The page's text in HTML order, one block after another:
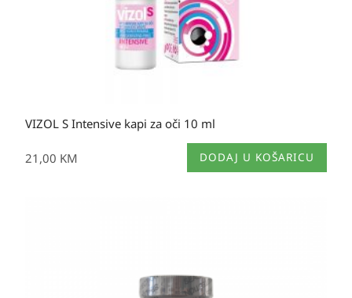
VIZOL S Intensive kapi za oči 10 ml
21,00 KM DODAJ U KOŠARICU